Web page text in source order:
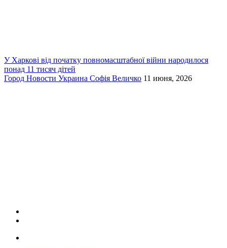
У Харкові від початку повномасштабної війни народилося
понад 11 тисяч дітей
Город Новости Украина Софія Величко 11 июня, 2026